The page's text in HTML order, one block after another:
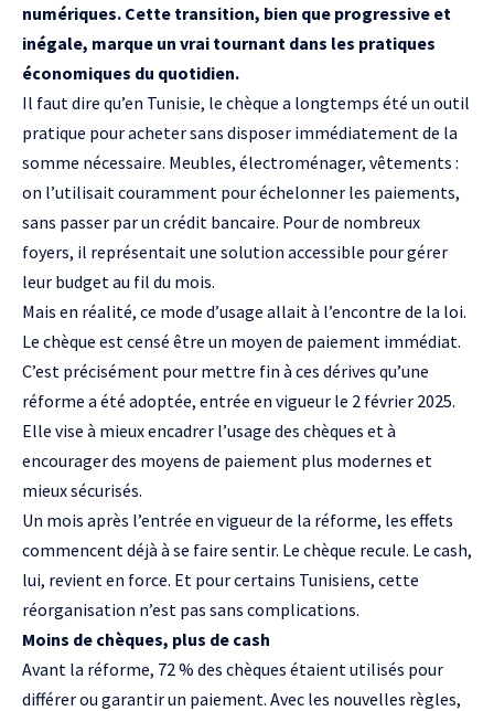
numériques. Cette transition, bien que progressive et
inégale, marque un vrai tournant dans les pratiques
économiques du quotidien.
Il faut dire qu’en Tunisie, le chèque a longtemps été un outil
pratique pour acheter sans disposer immédiatement de la
somme nécessaire. Meubles, électroménager, vêtements :
on l’utilisait couramment pour échelonner les paiements,
sans passer par un crédit bancaire. Pour de nombreux
foyers, il représentait une solution accessible pour gérer
leur budget au fil du mois.
Mais en réalité, ce mode d’usage allait à l’encontre de la loi.
Le chèque est censé être un moyen de paiement immédiat.
C’est précisément pour mettre fin à ces dérives qu’une
réforme a été adoptée, entrée en vigueur le 2 février 2025.
Elle vise à mieux encadrer l’usage des chèques et à
encourager des moyens de paiement plus modernes et
mieux sécurisés.
Un mois après l’entrée en vigueur de la réforme, les effets
commencent déjà à se faire sentir. Le chèque recule. Le cash,
lui, revient en force. Et pour certains Tunisiens, cette
réorganisation n’est pas sans complications.
Moins de chèques, plus de cash
Avant la réforme, 72 % des chèques étaient utilisés pour
différer ou garantir un paiement. Avec les nouvelles règles,